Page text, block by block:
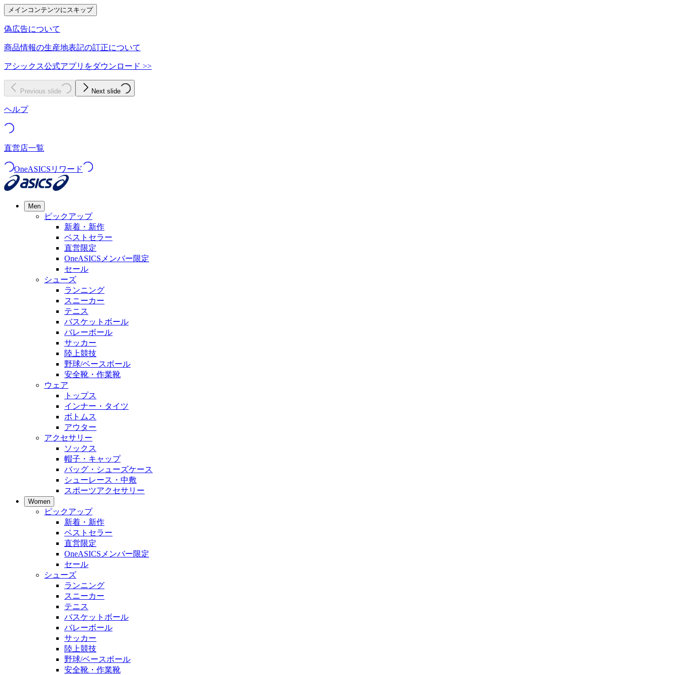
メインコンテンツにスキップ
偽広告について
商品情報の生産地表記の訂正について
アシックス公式アプリをダウンロード >>
Previous slide Next slide
ヘルプ
直営店一覧
OneASICSリワード
Men
ピックアップ
新着・新作
ベストセラー
直営限定
OneASICSメンバー限定
セール
シューズ
ランニング
スニーカー
テニス
バスケットボール
バレーボール
サッカー
陸上競技
野球/ベースボール
安全靴・作業靴
ウェア
トップス
インナー・タイツ
ボトムス
アウター
アクセサリー
ソックス
帽子・キャップ
バッグ・シューズケース
シューレース・中敷
スポーツアクセサリー
Women
ピックアップ
新着・新作
ベストセラー
直営限定
OneASICSメンバー限定
セール
シューズ
ランニング
スニーカー
テニス
バスケットボール
バレーボール
サッカー
陸上競技
野球/ベースボール
安全靴・作業靴